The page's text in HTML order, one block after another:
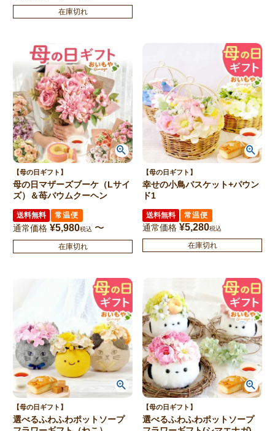
在庫切れ
【母の日ギフト】
母の日マザーズブーケ（Lサイ
ズ）＆苺バウムクーヘン
送料無料 常温便
通常価格 ¥5,980税込 〜
在庫切れ
【母の日ギフト】
幸せの小鳥バスケット+パウン
ド1
送料無料 常温便
通常価格 ¥5,280税込
在庫切れ
【母の日ギフト】
選べるふわふわポットソープ
【母の日ギフト】
選べるふわふわポットソープ